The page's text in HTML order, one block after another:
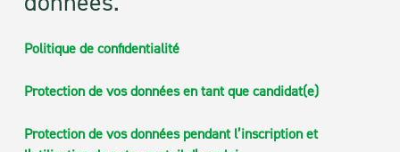
Politique de confidentialité
Protection de vos données en tant que candidat(e)
Protection de vos données pendant l’inscription et